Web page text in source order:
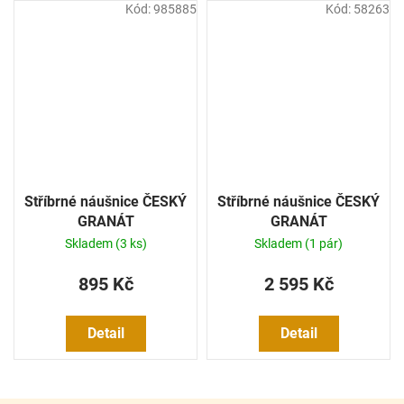
Stříbrné náušnice ČESKÝ
GRANÁT
Skladem (3 ks)
895 Kč
Detail
Kód:985885
Stříbrné náušnice ČESKÝ
GRANÁT
Skladem (1 pár)
2 595 Kč
Detail
Kód: 58263